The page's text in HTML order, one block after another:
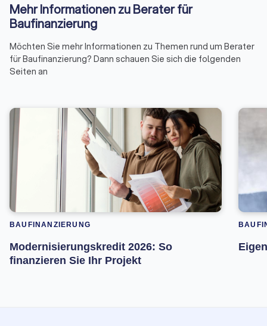
Mehr Informationen zu Berater für
Baufinanzierung
Möchten Sie mehr Informationen zu Themen rund um Berater
für Baufinanzierung? Dann schauen Sie sich die folgenden
Seiten an
BAUFINANZIERUNG
Modernisierungskredit 2026: So
finanzieren Sie Ihr Projekt